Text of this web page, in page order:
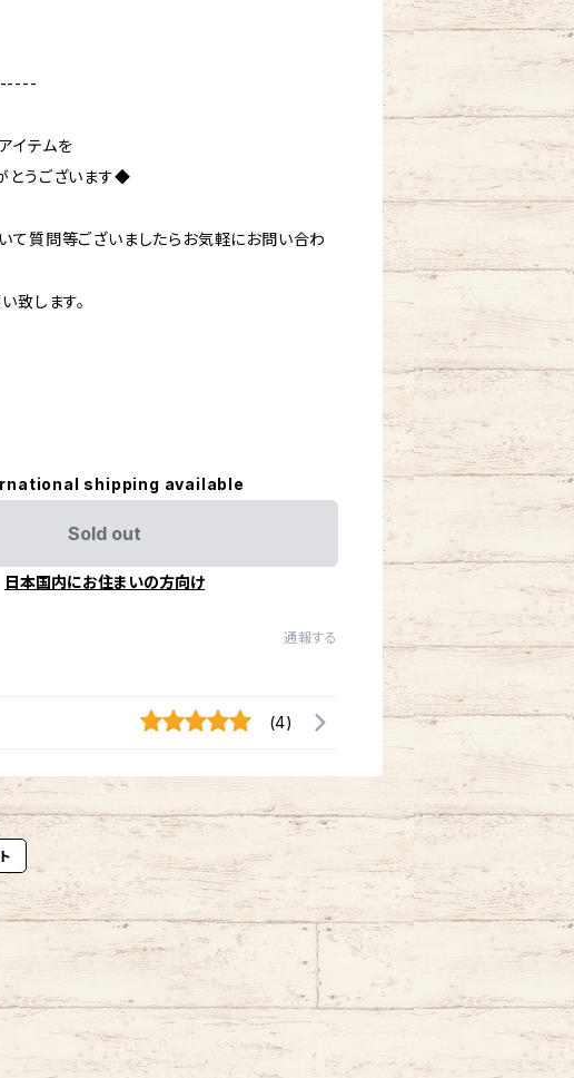
イテムを
とうございます◆
て質問等ございましたらお気軽にお問い合わ
致します。
shipping available
Sold out
日本国内にお住まいの方向け
通報する
(4)